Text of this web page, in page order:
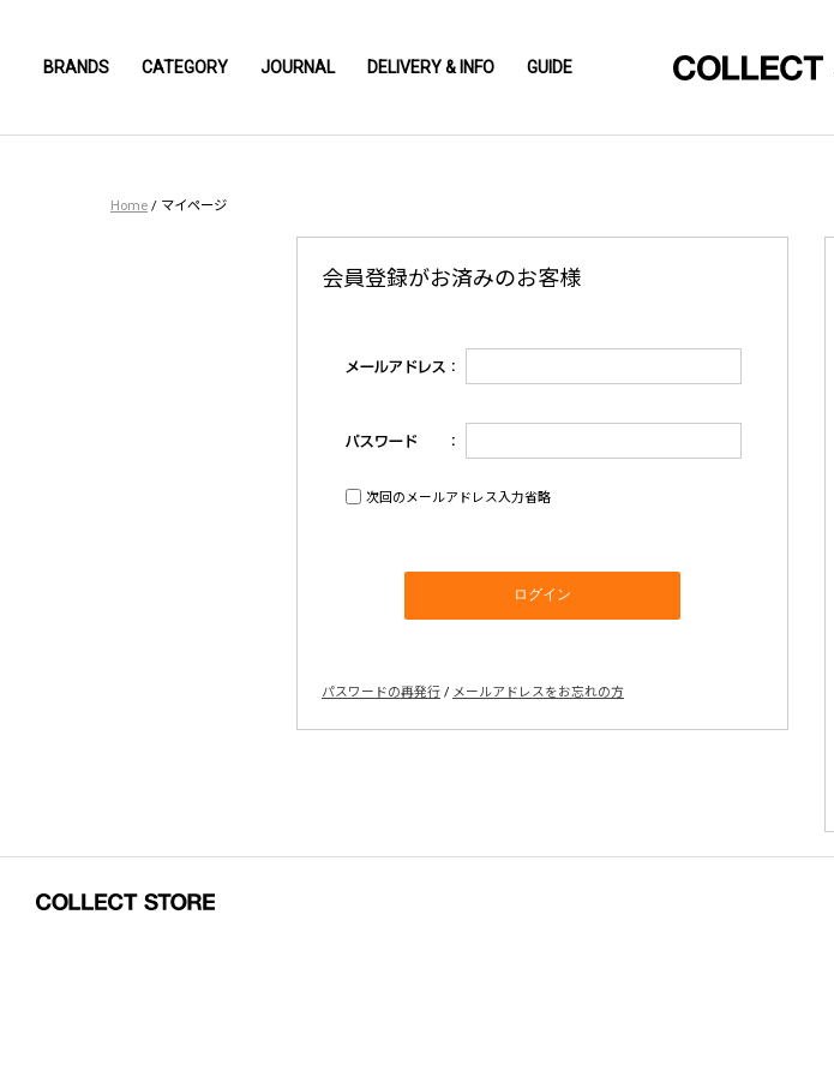
BRANDS CATEGORY JOURNAL DELIVERY & INFO GUIDE
Home / マイページ
会員登録がお済みのお客様
次回のメールアドレス入力省略
パスワードの再発行 / メールアドレスをお忘れの方